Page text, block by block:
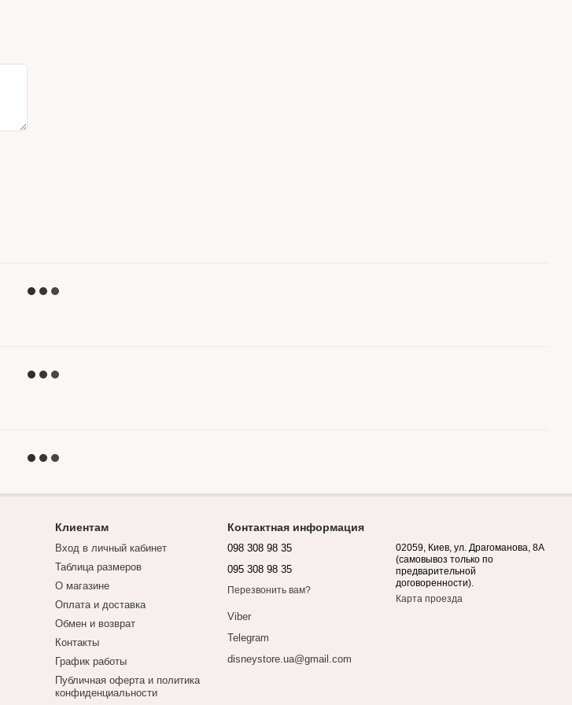
Клиентам
Вход в личный кабинет
Таблица размеров
О магазине
Оплата и доставка
Обмен и возврат
Контакты
График работы
Публичная оферта и политика
конфиденциальности
Контактная информация
098 308 98 35
095 308 98 35
Перезвонить вам?
Viber
Telegram
disneystore.ua@gmail.com
02059, Киев, ул. Драгоманова, 8А
(самовывоз только по
предварительной
договоренности).
Карта проезда